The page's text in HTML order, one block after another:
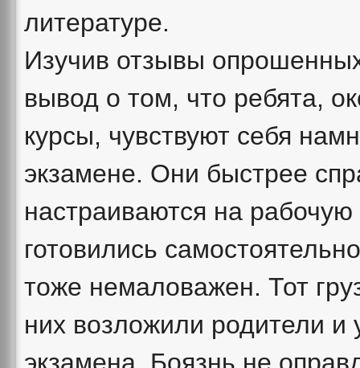
литературе.
Изучив отзывы
вывод о том, что ребята,
курсы, чувствуют себя
экзамене. Они быстрее
настраиваются на
готовились
тоже немаловажен. Тот
них возложили родители и